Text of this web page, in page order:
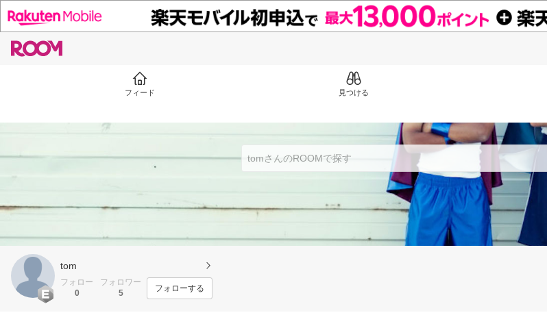
フィード 見つける
tom
フォロー
0
フォロワー
5
フォローする